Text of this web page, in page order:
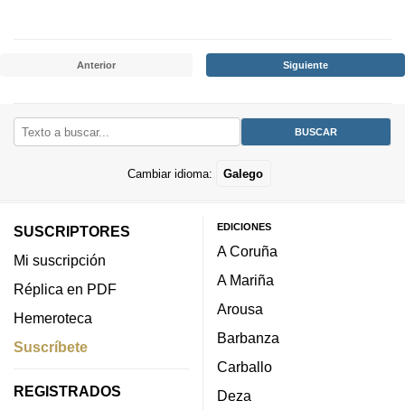
Anterior Siguiente
Cambiar idioma: Galego
SUSCRIPTORES
Mi suscripción
Réplica en PDF
Hemeroteca
Suscríbete
REGISTRADOS
EDICIONES
A Coruña
A Mariña
Arousa
Barbanza
Carballo
Deza